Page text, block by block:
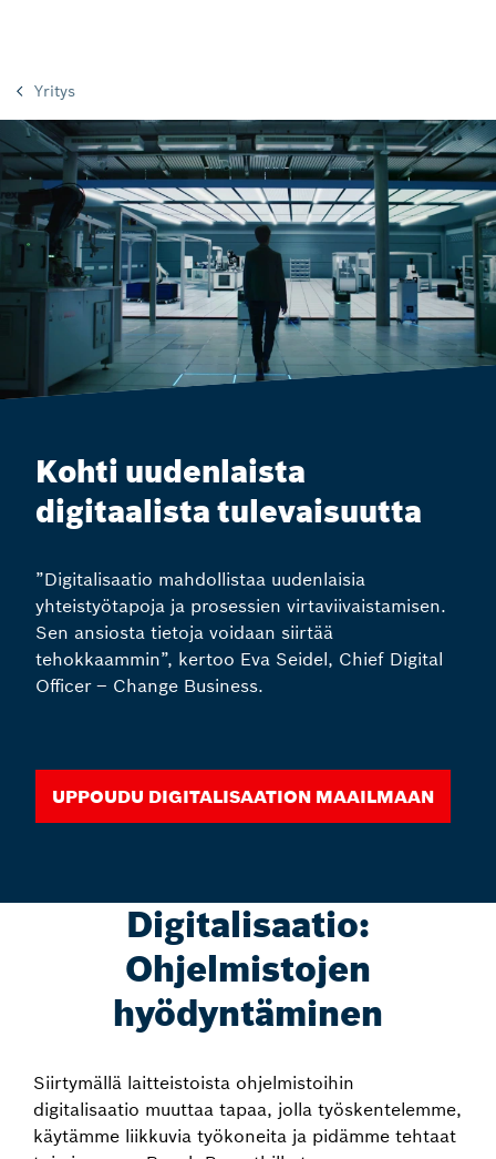
Yritys
Kohti uudenlaista
digitaalista tulevaisuutta
”Digitalisaatio mahdollistaa uudenlaisia
yhteistyötapoja ja prosessien virtaviivaistamisen.
Sen ansiosta tietoja voidaan siirtää
tehokkaammin”, kertoo Eva Seidel, Chief Digital
Officer – Change Business.
Uppoudu digitalisaation maailmaan
Digitalisaatio:
Ohjelmistojen
hyödyntäminen
Siirtymällä laitteistoista ohjelmistoihin
digitalisaatio muuttaa tapaa, jolla työskentelemme,
käytämme liikkuvia työkoneita ja pidämme tehtaat